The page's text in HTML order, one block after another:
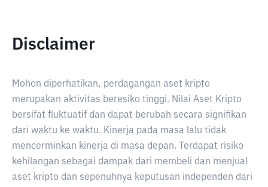
Disclaimer
Mohon diperhatikan, perdagangan aset kripto
merupakan aktivitas beresiko tinggi. Nilai Aset Kripto
bersifat fluktuatif dan dapat berubah secara signifikan
dari waktu ke waktu. Kinerja pada masa lalu tidak
mencerminkan kinerja di masa depan. Terdapat risiko
kehilangan sebagai dampak dari membeli dan menjual
aset kripto dan sepenuhnya keputusan independen dari